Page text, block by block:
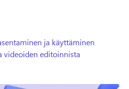
ja käyttäminen
videoiden editoinnista